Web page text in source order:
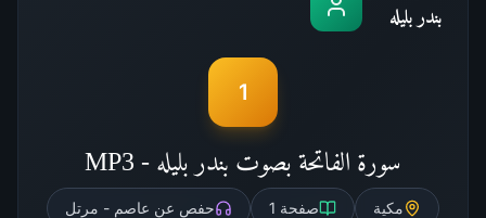
بندر بليله
1
سورة الفاتحة بصوت بندر بليله - MP3
مكية صفحة 1 حفص عن عاصم - مرتل